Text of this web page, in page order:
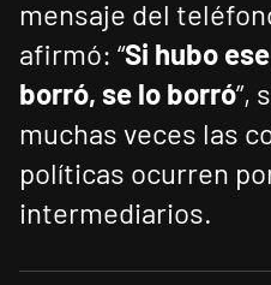
mensaje del
afirmó: “Si hubo
borró, se lo borró”,
muchas veces las
políticas ocurren
intermediarios.